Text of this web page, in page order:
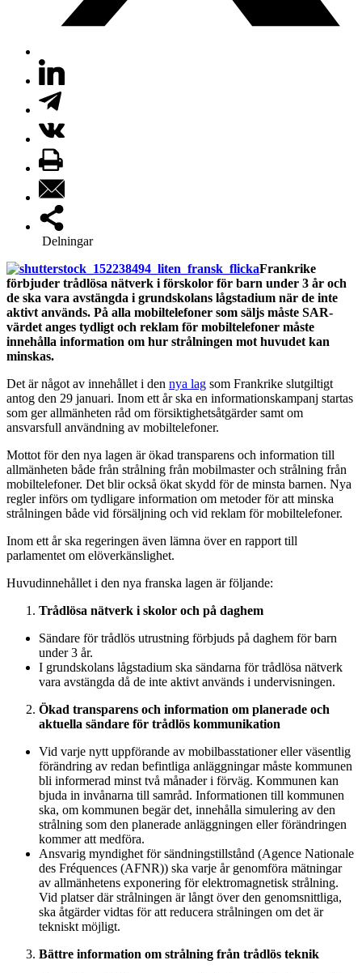
Delningar
Frankrike
förbjuder trådlösa nätverk i förskolor för barn under 3 år och
de ska vara avstängda i grundskolans lågstadium när de inte
aktivt används. På alla mobiltelefoner som säljs måste SAR-
värdet anges tydligt och reklam för mobiltelefoner måste
innehålla information om hur strålningen mot huvudet kan
minskas.
Det är något av innehållet i den nya lag som Frankrike slutgiltigt
antog den 29 januari. Inom ett år ska en informationskampanj startas
som ger allmänheten råd om försiktighetsåtgärder samt om
ansvarsfull användning av mobiltelefoner.
Mottot för den nya lagen är ökad transparens och information till
allmänheten både från strålning från mobilmaster och strålning från
mobiltelefoner. Det blir också ökat skydd för de minsta barnen. Nya
regler införs om tydligare information om metoder för att minska
strålningen både vid försäljning och vid reklam för mobiltelefoner.
Inom ett år ska regeringen även lämna över en rapport till
parlamentet om elöverkänslighet.
Huvudinnehållet i den nya franska lagen är följande:
Trådlösa nätverk i skolor och på daghem
Sändare för trådlös utrustning förbjuds på daghem för barn
under 3 år.
I grundskolans lågstadium ska sändarna för trådlösa nätverk
vara avstängda då de inte aktivt används i undervisningen.
Ökad transparens och information om planerade och
aktuella sändare för trådlös kommunikation
Vid varje nytt uppförande av mobilbasstationer eller väsentlig
förändring av redan befintliga anläggningar måste kommunen
bli informerad minst två månader i förväg. Kommunen kan
bjuda in invånarna till samråd. Informationen till kommunen
ska, om kommunen begär det, innehålla simulering av den
strålning som den planerade anläggningen eller förändringen
kommer att medföra.
Ansvarig myndighet för sändningstillstånd (Agence Nationale
des Fréquences (AFNR)) ska varje år genomföra mätningar
av allmänhetens exponering för elektromagnetisk strålning.
Vid platser där strålningen är långt över den genomsnittliga,
ska åtgärder vidtas för att reducera strålningen om det är
tekniskt möjligt.
Bättre information om strålning från trådlös teknik